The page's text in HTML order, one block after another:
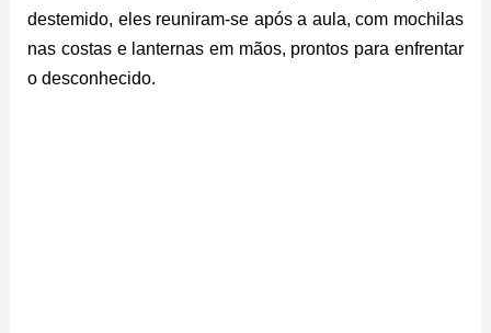
destemido, eles reuniram-se após a aula, com mochilas
nas costas e lanternas em mãos, prontos para enfrentar
o desconhecido.